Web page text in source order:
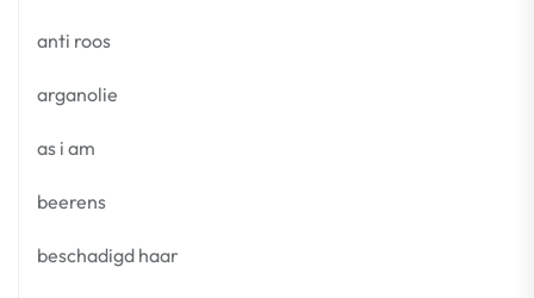
anti roos
arganolie
as i am
beerens
beschadigd haar